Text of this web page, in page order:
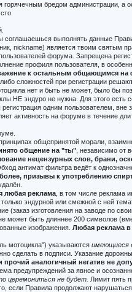
бредом администрации, а
соглашаешься выполнять данные
nickname) является твоим святым
форума. Запрещена
профиля пользователя, в
к остальным общающимся на
сложностей при регистрации
нет и быть не может, было бы
НЕ эндуро не нужна. Для этого есть
регистрация одним пользователем,
активность на форуме в течение
общепринятой морали,
общение на "ты" , независимо от
нецензурных слов, брани,
антимат фильтра ведёт к
призывы к употреблению
любая реклама , в том числе реклама
эндурной или смежной с ней
(заказ изготовления на заводе по
может быть длиннее 200 символов
изображения.Любая реклама в
мотоцикла") указываютсяимеющиеся
сделать в подписи. Указание
аналогичный негатив не
предупреждений за явное и
церемониться не будет. Лимит пять
если Правила продолжают